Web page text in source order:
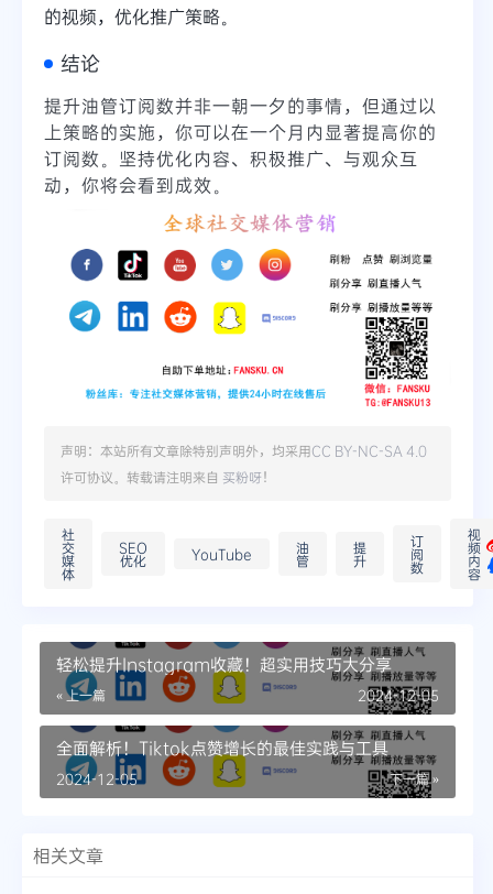
的视频，优化推广策略。
结论
提升油管订阅数并非一朝一夕的事情，但通过以
上策略的实施，你可以在一个月内显著提高你的
订阅数。坚持优化内容、积极推广、与观众互
动，你将会看到成效。
声明：本站所有文章除特别声明外，均采用CC BY-NC-SA 4.0
许可协议。转载请注明来自 买粉呀！
社
交
媒
体
SEO
优化 YouTube 油
管
提
升
订
阅
数
视
频
内
容
轻松提升Instagram收藏！超实用技巧大分享
« 上一篇 2024-12-05
全面解析！Tiktok点赞增长的最佳实践与工具
下一篇 »
2024-12-05
相关文章